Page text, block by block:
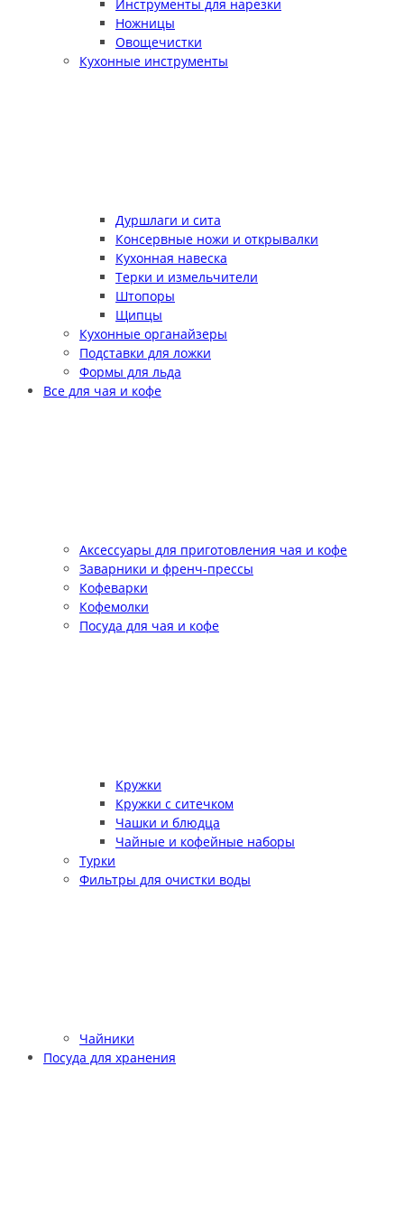
Инструменты для нарезки
Ножницы
Овощечистки
Кухонные инструменты
Дуршлаги и сита
Консервные ножи и открывалки
Кухонная навеска
Терки и измельчители
Штопоры
Щипцы
Кухонные органайзеры
Подставки для ложки
Формы для льда
Все для чая и кофе
Аксессуары для приготовления чая и кофе
Заварники и френч-прессы
Кофеварки
Кофемолки
Посуда для чая и кофе
Кружки
Кружки с ситечком
Чашки и блюдца
Чайные и кофейные наборы
Турки
Фильтры для очистки воды
Чайники
Посуда для хранения